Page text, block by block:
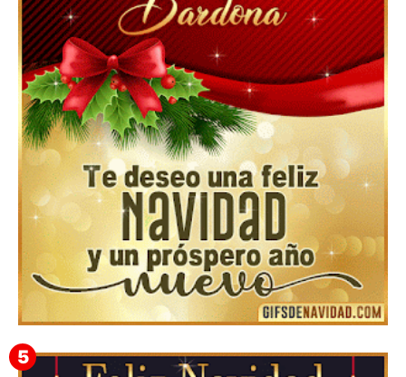
Feliz Navidad y próspero Año Nuevo Gladis